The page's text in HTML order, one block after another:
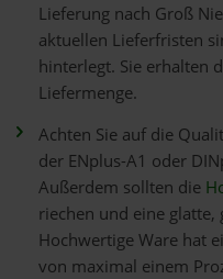
Lieferung nach Groß
aktuellen Lieferfristen
hinterlegt. Sie erhalten
Liefermenge.
Achten Sie auf die
der ENplus-A1 oder
Außerdem sollten die
riechen und eine glatte,
Hochwertige Ware hat
von maximal einem